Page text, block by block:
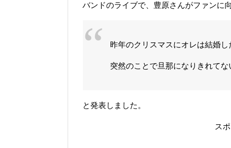
バンドのライブで、豊原さんがファンに向
昨年のクリスマスにオレは結婚し
突然のことで旦那になりきれて
と発表しました。
ス